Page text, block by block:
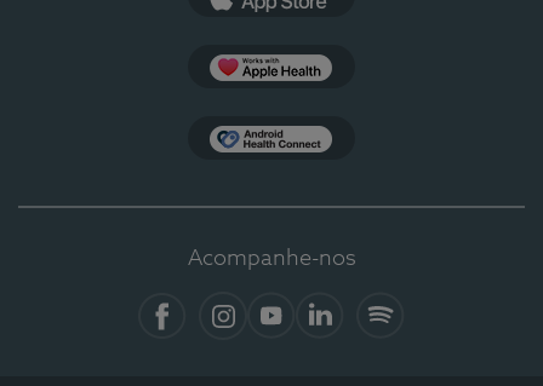
Acompanhe-nos